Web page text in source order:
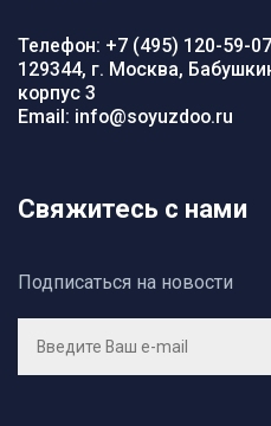
Телефон: +7 (495) 120-59-07
129344, г. Москва,
корпус 3
Email: info@soyuzdoo.ru
Свяжитесь с нами
Подписаться на новости